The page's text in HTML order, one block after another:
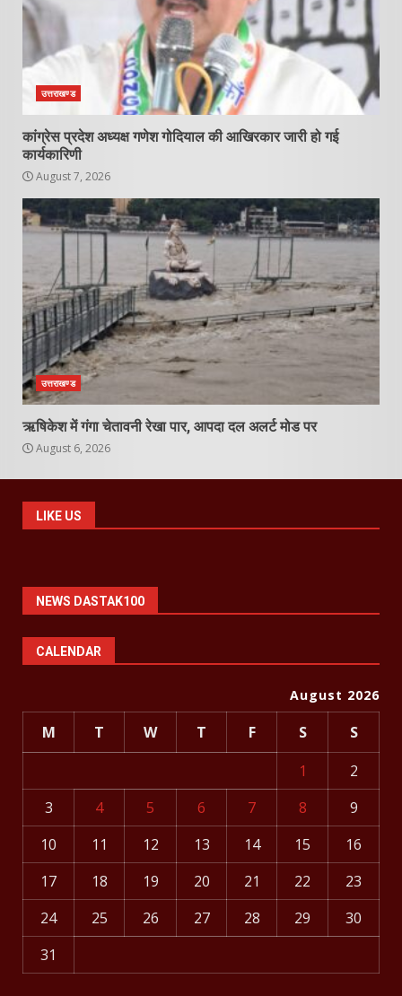
उत्तराखण्ड
कांग्रेस प्रदेश अध्यक्ष गणेश गोदियाल की आखिरकार जारी हो गई
कार्यकारिणी
August 7, 2026
उत्तराखण्ड
ऋषिकेश में गंगा चेतावनी रेखा पार, आपदा दल अलर्ट मोड पर
August 6, 2026
LIKE US
NEWS DASTAK100
CALENDAR
August 2026
M T W T F S
S
1
2
3
4 5 6 7 8
9
10
11 12 13 14 15
16
17
18 19 20 21 22
23
24
25 26 27 28 29
30
31